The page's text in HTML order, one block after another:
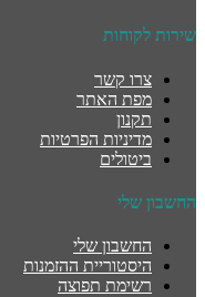
שירות לקוחות
צרו קשר
מפת האתר
תקנון
מדיניות הפרטיות
ביטולים
החשבון שלי
החשבון שלי
היסטוריית ההזמנות
רשימת תפוצה